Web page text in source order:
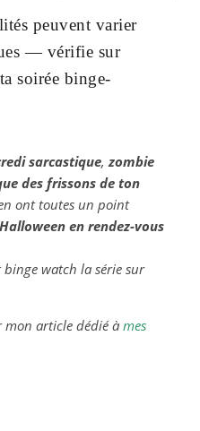
peuvent varier
— vérifie sur
soirée binge-
sarcastique, zombie
des frissons de ton
ont toutes un point
Halloween en rendez-vous
watch la série sur
mon article dédié à mes